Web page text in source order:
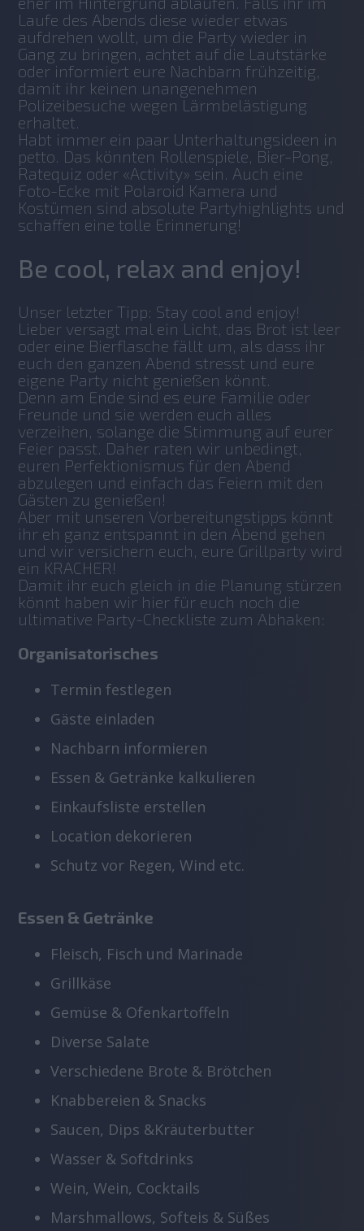
Laufe des Abends diese wieder etwas
aufdrehen wollt, um die Party wieder in
Gang zu bringen, achtet auf die Lautstärke
oder informiert eure Nachbarn frühzeitig,
damit ihr keinen unangenehmen
Polizeibesuche wegen Lärmbelästigung
erhaltet.
Habt immer ein paar Unterhaltungsideen in
petto. Das könnten Rollenspiele, Bier-Pong,
Ratequiz oder «Activity» sein. Auch eine
Foto-Ecke mit Polaroid Kamera und
Kostümen sind absolute Partyhighlights und
schaffen eine tolle Erinnerung!
Be cool, relax and enjoy!
Unser letzter Tipp: Stay cool and enjoy!
Lieber versagt mal ein Licht, das Brot ist leer
oder eine Bierflasche fällt um, als dass ihr
euch den ganzen Abend stresst und eure
eigene Party nicht genießen könnt.
Denn am Ende sind es eure Familie oder
Freunde und sie werden euch alles
verzeihen, solange die Stimmung auf eurer
Feier passt. Daher raten wir unbedingt,
euren Perfektionismus für den Abend
abzulegen und einfach das Feiern mit den
Gästen zu genießen!
Aber mit unseren Vorbereitungstipps könnt
ihr eh ganz entspannt in den Abend gehen
und wir versichern euch, eure Grillparty wird
ein KRACHER!
Damit ihr euch gleich in die Planung stürzen
könnt haben wir hier für euch noch die
ultimative Party-Checkliste zum Abhaken:
Organisatorisches
Termin festlegen
Gäste einladen
Nachbarn informieren
Essen & Getränke kalkulieren
Einkaufsliste erstellen
Location dekorieren
Schutz vor Regen, Wind etc.
Essen & Getränke
Fleisch, Fisch und Marinade
Grillkäse
Gemüse & Ofenkartoffeln
Diverse Salate
Verschiedene Brote & Brötchen
Knabbereien & Snacks
Saucen, Dips &Kräuterbutter
Wasser & Softdrinks
Wein, Wein, Cocktails
Marshmallows, Softeis & Süßes